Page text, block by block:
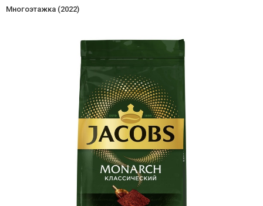
Многоэтажка (2022)